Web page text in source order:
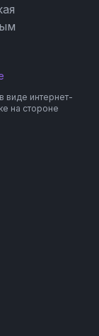
виде интернет-
на стороне